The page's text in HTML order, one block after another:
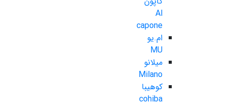
Al
capone
ام.یو
MU
میلانو
Milano
کوهیبا
cohiba